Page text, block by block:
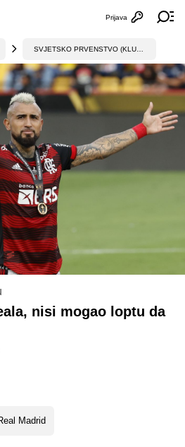
Otvori
Prijava
nisi mogao loptu da
Madrid